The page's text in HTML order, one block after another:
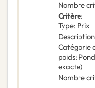
Nombre
Critère:
Type: Prix
Description
Catégorie
poids:
exacte)
Nombre